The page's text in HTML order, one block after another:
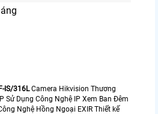
IS/316LCamera Hikvision Thương
Sử Dụng Công Nghệ IP Xem Ban Đêm
Nghệ Hồng Ngoại EXIR Thiết kế